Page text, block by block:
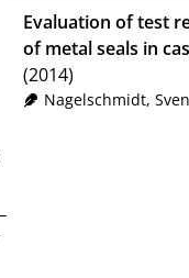
Evaluation of test
of metal seals in
(2014)
Nagelschmidt, Sven